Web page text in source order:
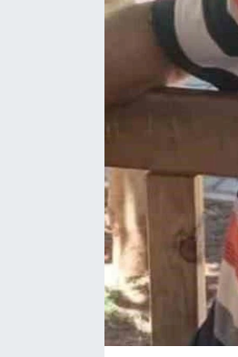
YEREL HABER
Haberde insan
Tanıtım